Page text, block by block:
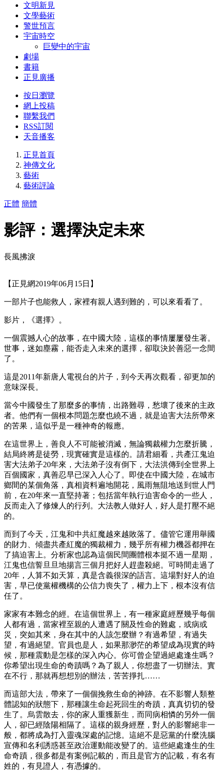
文明新見
文學藝術
警世預言
宇宙時空
巨變中的宇宙
劇場
書籍
正見廣播
按日瀏覽
網上投稿
聯繫我們
RSS訂閱
天音播客
正見首頁
神傳文化
藝術
藝術評論
正體 簡體
影評：選擇決定未來
長風拂淚
【正見網2019年06月15日】
一部片子也能救人，家裡有親人遇到難的，可以來看看了。
影片，《選擇》。
一個震撼人心的故事，在中國大陸，這樣的事情屢屢發生著。
世事，迷如塵霧，能否走入未來的選擇，卻取決於善惡一念間
了。
這是2011年新唐人電視台的片子，到今天再次觀看，卻更加的
意味深長。
當今中國發生了那麼多的事情，出路難尋，愁壞了後來的主政
者。他們有一個根本問題怎麼也繞不過，就是迫害大法所帶來
的苦果，這似乎是一種神奇的報應。
在這世界上，善良人不可能被消滅，無論獨裁權力怎麼折騰，
結局終將是徒勞，現實確實是這樣的。請君細看，共產江鬼迫
害大法弟子20年來，大法弟子沒有倒下，大法洪傳到全世界上
百個國家，真善忍早已深入人心了。即使在中國大陸，在城市
鄉間的某個角落，真相資料遍地開花，風雨無阻地送到世人門
前，在20年來一直堅持著；包括當年執行迫害命令的一些人，
反而走入了修煉人的行列。大法教人做好人，好人是打壓不絕
的。
而到了今天，江鬼和中共紅魔越來越敗落了。儘管它運用舉國
的財力、傾盡共產紅魔的獨裁權力，幾乎所有權力機器都押在
了搞迫害上。分析家也認為這個民間團體根本挺不過一星期，
江鬼也信誓旦旦地揚言三個月把好人趕盡殺絕。可時間走過了
20年，人算不如天算，真是含義很深的語言。這場對好人的迫
害，早已使黨權機構的公信力喪失了，權力上下，根本沒有信
任了。
家家有本難念的經。在這個世界上，有一種家庭經歷幾乎每個
人都有過，當家裡至親的人遭遇了關及性命的難處，或病或
災，突如其來，身在其中的人該怎麼辦？有過希望，有過失
望，有過絕望。官員也是人，如果那渺茫的希望成為現實的時
候，那種震動是怎樣的深入內心。你可曾企望過絕處逢生嗎？
你希望出現生命的奇蹟嗎？為了親人，你想盡了一切辦法。實
在不行，那就再想想別的辦法，苦苦掙扎……
而這部大法，帶來了一個個挽救生命的神跡。在不影響人類整
體認知的狀態下，那種讓生命起死回生的奇蹟，真真切切的發
生了。烏雲散去，你的家人重獲新生，而同病相憐的另外一個
人，卻已經陰陽相隔了。這樣的親身經歷，對人的影響絕非一
般，都將成為打入靈魂深處的記憶。這絕不是惡黨的什麼洗腦
宣傳和名利誘惑甚至政治運動能改變了的。這些絕處逢生的生
命奇蹟，很多都是有案例記載的，而且是官方的記載，有名有
姓的，有見證人，有憑據的。